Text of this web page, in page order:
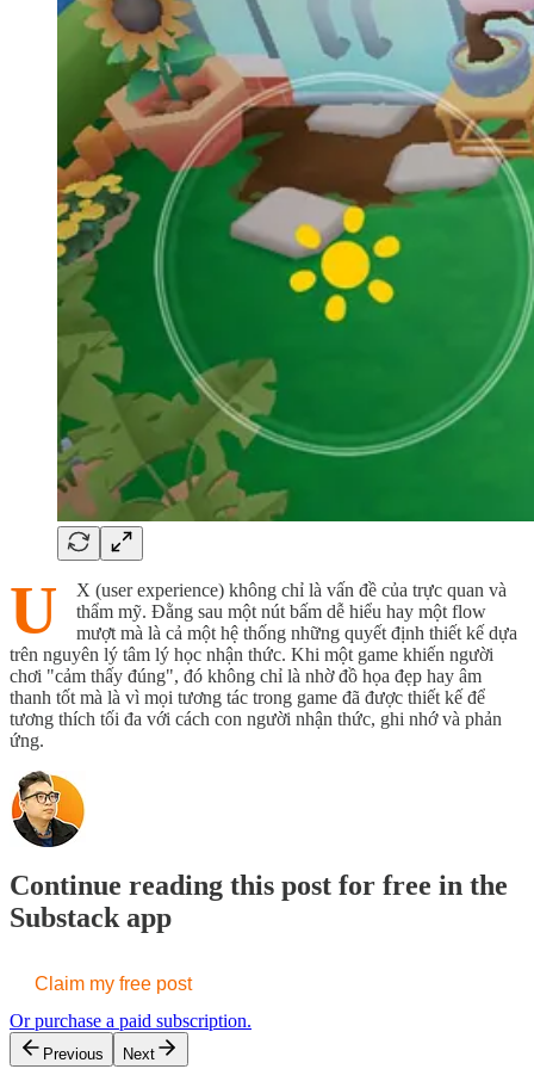
U
X (user experience) không chỉ là vấn đề của trực quan và
thẩm mỹ. Đằng sau một nút bấm dễ hiểu hay một flow
mượt mà là cả một hệ thống những quyết định thiết kế dựa
trên nguyên lý tâm lý học nhận thức. Khi một game khiến người
chơi "cảm thấy đúng", đó không chỉ là nhờ đồ họa đẹp hay âm
thanh tốt mà là vì mọi tương tác trong game đã được thiết kế để
tương thích tối đa với cách con người nhận thức, ghi nhớ và phản
ứng.
Continue reading this post for free in the
Substack app
Claim my free post
Or purchase a paid subscription.
Previous Next